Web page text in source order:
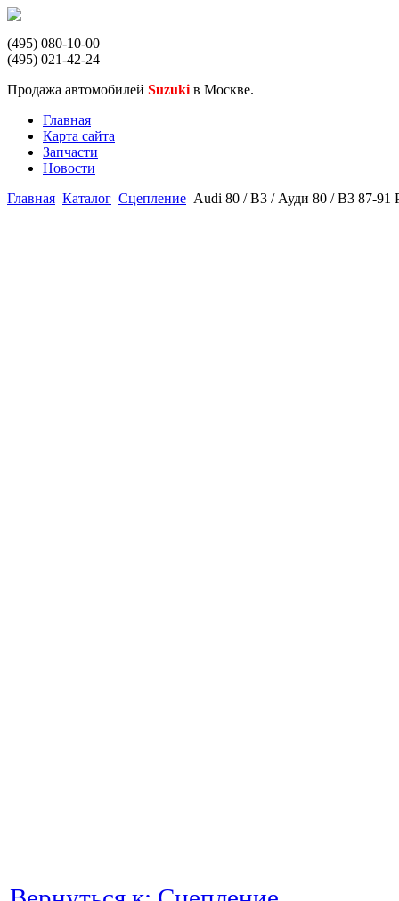
(495) 080-10-00
(495) 021-42-24
Продажа автомобилей Suzuki в Москве.
Главная
Карта сайта
Запчасти
Новости
Главная Каталог Сцепление Audi 80 / B3 / Ауди 80 / B3 87-91